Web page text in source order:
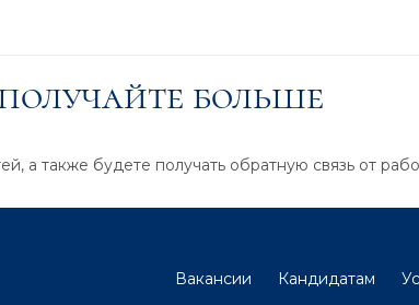
больше
а также будете получать обратную связь от
Вакансии Кандидатам